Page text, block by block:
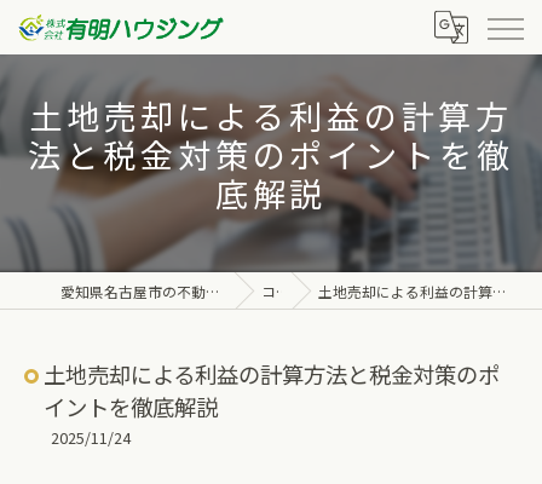
土地売却による利益の計算方
法と税金対策のポイントを徹
底解説
愛知県名古屋市の不動産なら株式会社有明ハウジング コラム 土地売却による利益の計算方法と税金対策のポイントを徹底解説
土地売却による利益の計算方法と税金対策のポ
イントを徹底解説
2025/11/24